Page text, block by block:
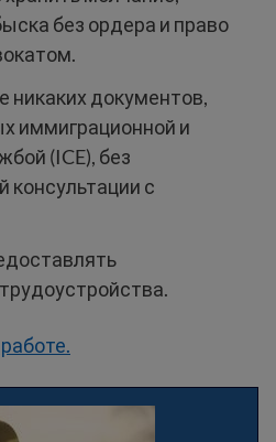
без ордера и право
никаких документов,
иммиграционной и
(ICE), без
консультации с